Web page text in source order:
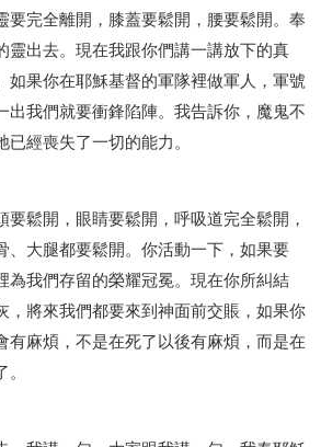
要完全離開，膝蓋要鬆開，腰要鬆開。奉
靈出去。現在我跟你們講一講放下的真
如果你在耶穌基督的軍隊裡做軍人，軍號
出我們就要衝鋒陷陣。我告訴你，魔鬼不
經喪失了一切的能力。
要鬆開，眼睛要鬆開，呼吸道完全鬆開，
、大腿都要鬆開。你活動一下，如果要
為我們存留的榮耀冠冕。現在你所糾結
，將來我們都要來到神面前交賬，如果你
有麻煩，不是在死了以後有麻煩，而是在